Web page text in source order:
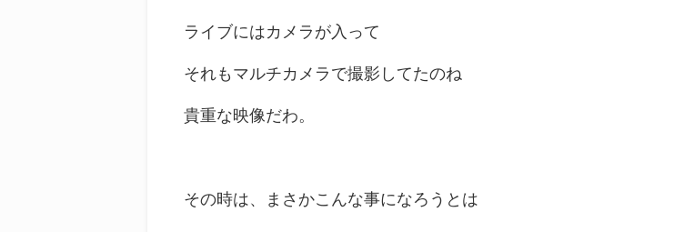
ライブにはカメラが入って
それもマルチカメラで撮影してたのね
貴重な映像だわ。
その時は、まさかこんな事になろうとは